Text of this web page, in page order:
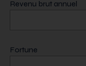
Revenu brut annuel
Fortune